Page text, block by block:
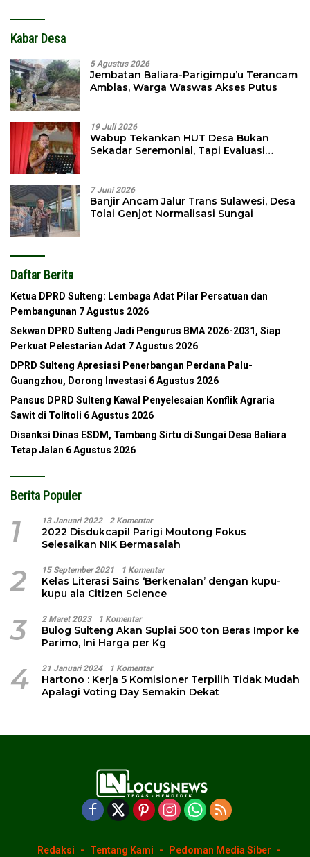
Kabar Desa
5 Agustus 2026
Jembatan Baliara-Parigimpu’u Terancam
Amblas, Warga Waswas Akses Putus
19 Juli 2026
Wabup Tekankan HUT Desa Bukan
Sekadar Seremonial, Tapi Evaluasi
7 Juni 2026
Banjir Ancam Jalur Trans Sulawesi, Desa
Tolai Genjot Normalisasi Sungai
Daftar Berita
Ketua DPRD Sulteng: Lembaga Adat Pilar Persatuan dan
Pembangunan 7 Agustus 2026
Sekwan DPRD Sulteng Jadi Pengurus BMA 2026-2031, Siap
Perkuat Pelestarian Adat 7 Agustus 2026
DPRD Sulteng Apresiasi Penerbangan Perdana Palu-
Guangzhou, Dorong Investasi 6 Agustus 2026
Pansus DPRD Sulteng Kawal Penyelesaian Konflik Agraria
Sawit di Tolitoli 6 Agustus 2026
Disanksi Dinas ESDM, Tambang Sirtu di Sungai Desa Baliara
Tetap Jalan 6 Agustus 2026
Berita Populer
1 13 Januari 2022 2 Komentar
2022 Disdukcapil Parigi Moutong Fokus
Selesaikan NIK Bermasalah
2 15 September 2021 1 Komentar
Kelas Literasi Sains ‘Berkenalan’ dengan kupu-
kupu ala Citizen Science
3 2 Maret 2023 1 Komentar
Bulog Sulteng Akan Suplai 500 ton Beras Impor ke
Parimo, Ini Harga per Kg
4 21 Januari 2024 1 Komentar
Hartono : Kerja 5 Komisioner Terpilih Tidak Mudah
Apalagi Voting Day Semakin Dekat
Redaksi Tentang Kami Pedoman Media Siber